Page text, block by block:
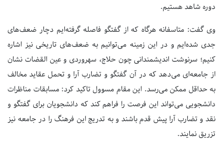
دوره شاهد هستیم.
وی گفت: متاسفانه هرگاه که از گفتگو فاصله گرفته‌ایم دچار ضعف‌های
جدی شده‌ایم و در این زمینه می‌توانیم به ضعف‌های تاریخی نیز اشاره
کنیم؛ سرنوشت اندیشمندانی چون حلاج، سهروردی و عین القضات نشان
از جامعه‌ای می‌دهد که در آن گفتگو و تضارب آرا و تحمل عقاید مخالف
به حداقل ممکن می‌رسد. این مقام مسوول تاکید کرد: مسابقات مناظرات
دانشجویی می‌تواند این فرصت را فراهم کند که دانشجویان برای گفتگو و
نقد و تضارب آرا پیش قدم باشند و به تدریج این فرهنگ را در جامعه نیز
تزریق نمایند.